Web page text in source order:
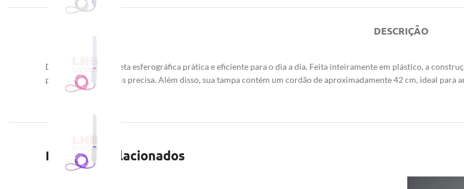
DESCRIÇÃO
Descrição:
Uma caneta esferográfica prática e eficiente para o dia a dia. Feita inteiramente em plástico, a
para uma escrita mais precisa. Além disso, sua tampa contém um cordão de aproximadamente 42 cm, ideal para
Produtos relacionados